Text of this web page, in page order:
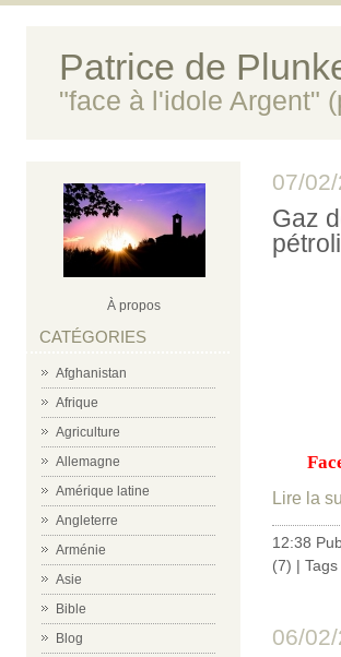
Patrice de
"face à l'idole Argent"
À propos
CATÉGORIES
Afghanistan
Afrique
Agriculture
Allemagne
Amérique latine
Angleterre
Arménie
Asie
Bible
Blog
07/
Gaz
Lire la
12:38
(7) | Tags
06/